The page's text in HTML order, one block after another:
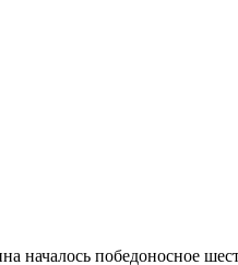
началось победоносное